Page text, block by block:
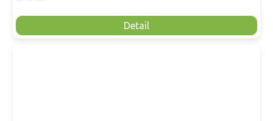
Detail